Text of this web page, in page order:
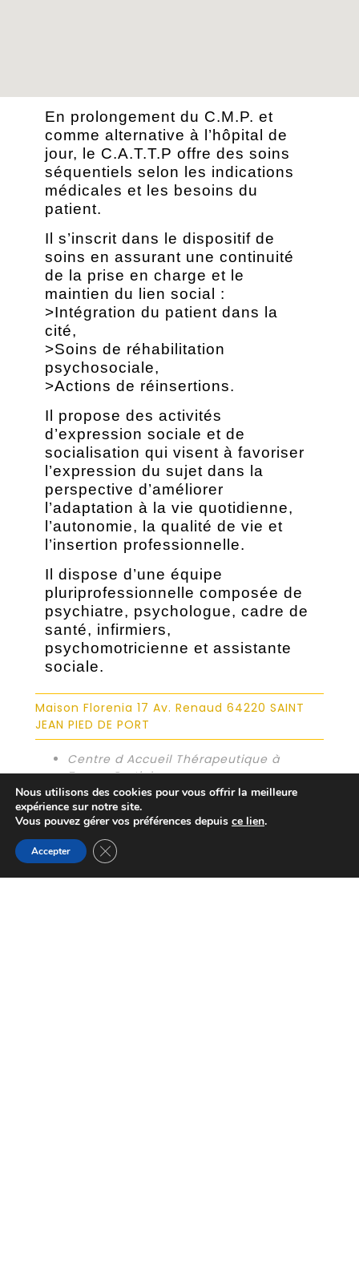
En prolongement du C.M.P. et
comme alternative à l’hôpital de
jour, le C.A.T.T.P offre des soins
séquentiels selon les indications
médicales et les besoins du
patient.
Il s’inscrit dans le dispositif de
soins en assurant une continuité
de la prise en charge et le
maintien du lien social :
>Intégration du patient dans la
cité,
>Soins de réhabilitation
psychosociale,
>Actions de réinsertions.
Il propose des activités
d’expression sociale et de
socialisation qui visent à favoriser
l’expression du sujet dans la
perspective d’améliorer
l’adaptation à la vie quotidienne,
l’autonomie, la qualité de vie et
l’insertion professionnelle.
Il dispose d’une équipe
pluriprofessionnelle composée de
psychiatre, psychologue, cadre de
santé, infirmiers,
psychomotricienne et assistante
sociale.
Maison Florenia 17 Av. Renaud 64220 SAINT
JEAN PIED DE PORT
Centre d Accueil Thérapeutique à
Temps Partiel
adolescents | adultes | enfants |
personnes agées
téléphone :05 59 37 26 36
Consultations
Nous utilisons des cookies pour vous offrir la meilleure
expérience sur notre site.
Vous pouvez gérer vos préférences depuis ce lien.
Accepter Fermer la bannière des cookies GDPR